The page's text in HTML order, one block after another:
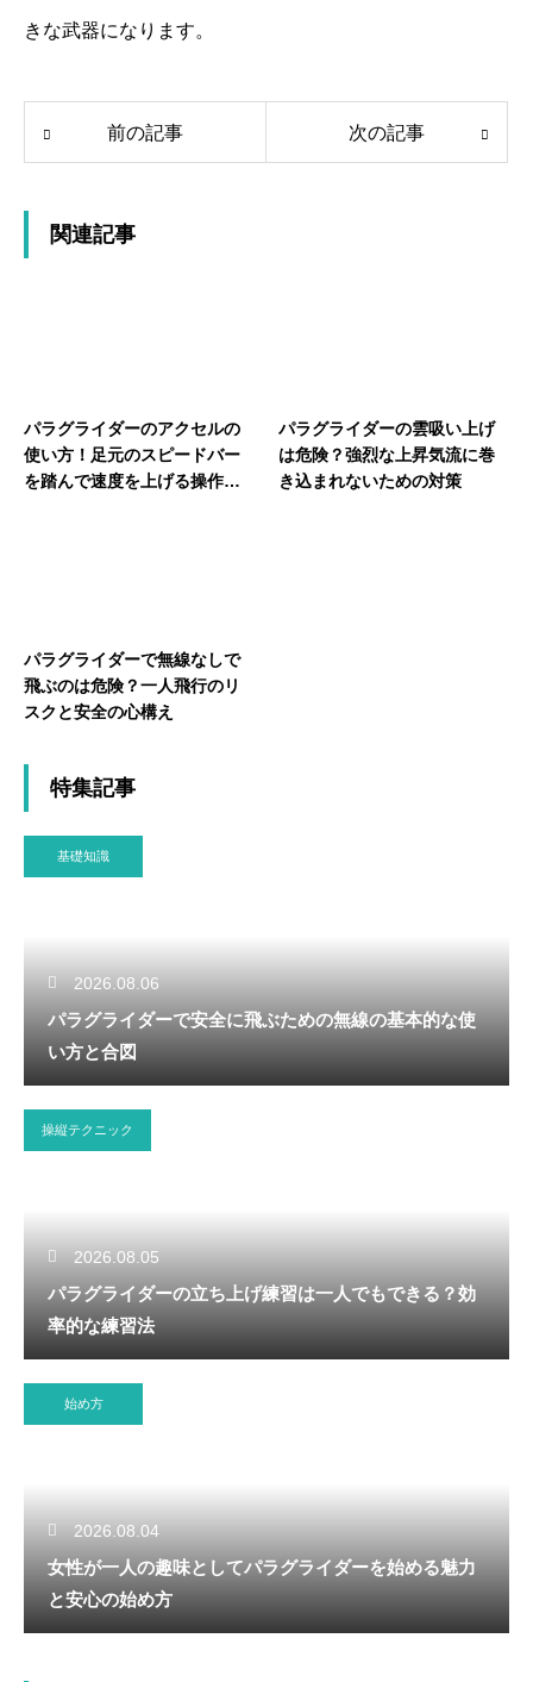
きな武器になります。
前の記事 次の記事
関連記事
パラグライダーのアクセルの
使い方！足元のスピードバー
を踏んで速度を上げる操作を
パラグライダーの雲吸い上げ
は危険？強烈な上昇気流に巻
き込まれないための対策
パラグライダーで無線なしで
飛ぶのは危険？一人飛行のリ
スクと安全の心構え
特集記事
基礎知識
2026.08.06
パラグライダーで安全に飛ぶための無線の基本的な使
い方と合図
操縦テクニック
2026.08.05
パラグライダーの立ち上げ練習は一人でもできる？効
率的な練習法
始め方
2026.08.04
女性が一人の趣味としてパラグライダーを始める魅力
と安心の始め方